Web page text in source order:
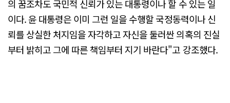
의 꿈조차도 국민적 신뢰가 있는 대통령이나 할 수 있는 일
이다. 윤 대통령은 이미 그런 일을 수행할 국정동력이나 신
뢰를 상실한 처지임을 자각하고 자신을 둘러싼 의혹의 진실
부터 밝히고 그에 따른 책임부터 지기 바란다"고 강조했다.